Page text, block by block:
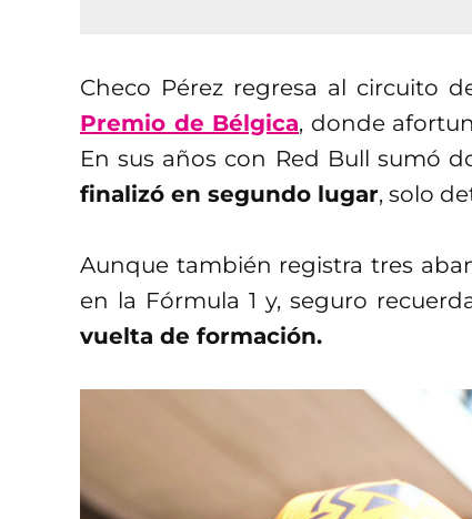
Checo Pérez regresa al circuito
Premio de Bélgica, donde
En sus años con Red Bull sumó
finalizó en segundo lugar, solo
Aunque también registra tres
en la Fórmula 1 y, seguro
vuelta de formación.